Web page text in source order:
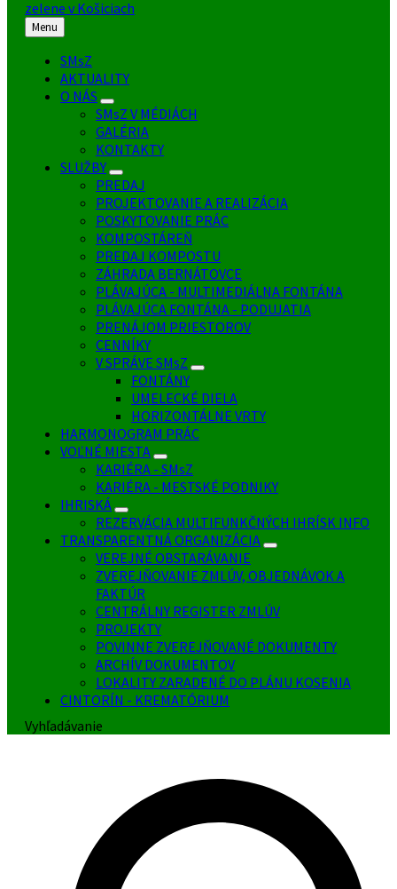
Menu
SMsZ
AKTUALITY
O NÁS
SMsZ V MÉDIÁCH
GALÉRIA
KONTAKTY
SLUŽBY
PREDAJ
PROJEKTOVANIE A REALIZÁCIA
POSKYTOVANIE PRÁC
KOMPOSTÁREŇ
PREDAJ KOMPOSTU
ZÁHRADA BERNÁTOVCE
PLÁVAJÚCA - MULTIMEDIÁLNA FONTÁNA
PLÁVAJÚCA FONTÁNA - PODUJATIA
PRENÁJOM PRIESTOROV
CENNÍKY
V SPRÁVE SMsZ
FONTÁNY
UMELECKÉ DIELA
HORIZONTÁLNE VRTY
HARMONOGRAM PRÁC
VOĽNÉ MIESTA
KARIÉRA - SMsZ
KARIÉRA - MESTSKÉ PODNIKY
IHRISKÁ
REZERVÁCIA MULTIFUNKČNÝCH IHRÍSK INFO
TRANSPARENTNÁ ORGANIZÁCIA
VEREJNÉ OBSTARÁVANIE
ZVEREJŇOVANIE ZMLÚV, OBJEDNÁVOK A
FAKTÚR
CENTRÁLNY REGISTER ZMLÚV
PROJEKTY
POVINNE ZVEREJŇOVANÉ DOKUMENTY
ARCHÍV DOKUMENTOV
LOKALITY ZARADENÉ DO PLÁNU KOSENIA
CINTORÍN - KREMATÓRIUM
Vyhľadávanie